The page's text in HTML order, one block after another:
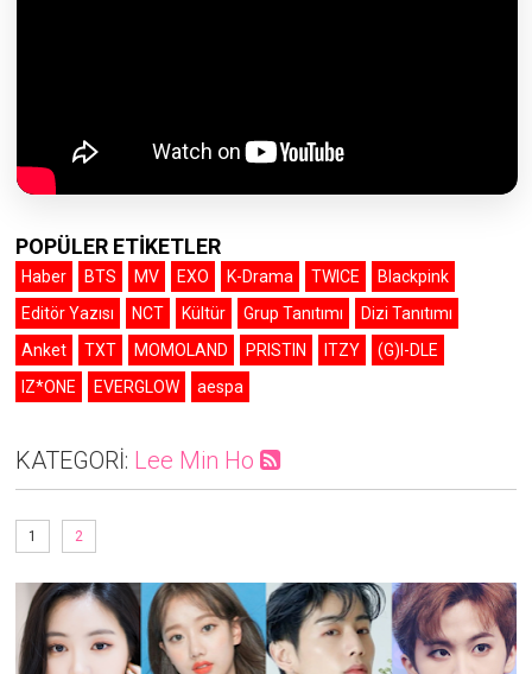
POPÜLER ETİKETLER
Haber BTS MV EXO K-Drama TWICE
Blackpink
Editör Yazısı
NCT Kültür Grup Tanıtımı
Dizi Tanıtımı
Anket
TXT MOMOLAND PRISTIN ITZY
(G)I-DLE
IZ*ONE
EVERGLOW aespa
KATEGORİ: Lee Min Ho
1 2